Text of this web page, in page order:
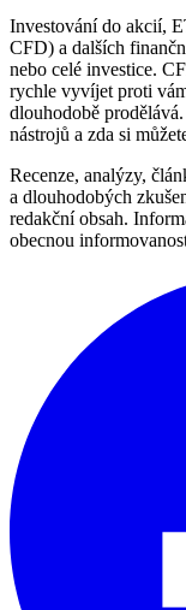
Investování do akcií,
CFD) a dalších
nebo celé investice.
rychle vyvíjet proti
dlouhodobě
nástrojů a zda si
Recenze, analýzy,
a dlouhodobých
redakční obsah.
obecnou